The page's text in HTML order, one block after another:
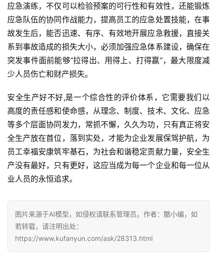
应急演练，不仅可以检验预案的可行性和有效性，还能锻炼
应急队伍的协同作战能力，提高员工的应急处置技能，在事
故发生后，能否迅速、有序、有效地开展应急救援，直接关
系到事故造成的损失大小，必须加强应急体系建设，确保在
突发事件面前能够“拉得出、用得上、打得赢”，最大限度减
少人员伤亡和财产损失。
安全生产好不好,是一个综合性的评价体系，它需要我们以
高度的责任感和使命感，从理念、制度、技术、文化、应急
等多个层面协同发力，常抓不懈，久久为功，只有真正将安
全生产放在首位，落到实处，才能为企业发展保驾护航，为
员工幸福安康筑牢基石，为社会和谐稳定贡献力量，安全生
产没有最好，只有更好，这应当成为每一个企业和每一位从
业人员的永恒追求。
图片来源于AI模型，如侵权请联系管理员。作者：酷小编，如
若转载，请注明出处：
https://www.kufanyun.com/ask/28313.html